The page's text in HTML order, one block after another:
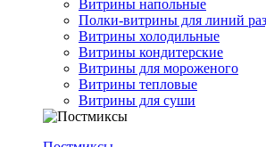
Витрины напольные
Полки-витрины для линий
Витрины холодильные
Витрины кондитерские
Витрины для мороженого
Витрины тепловые
Витрины для суши